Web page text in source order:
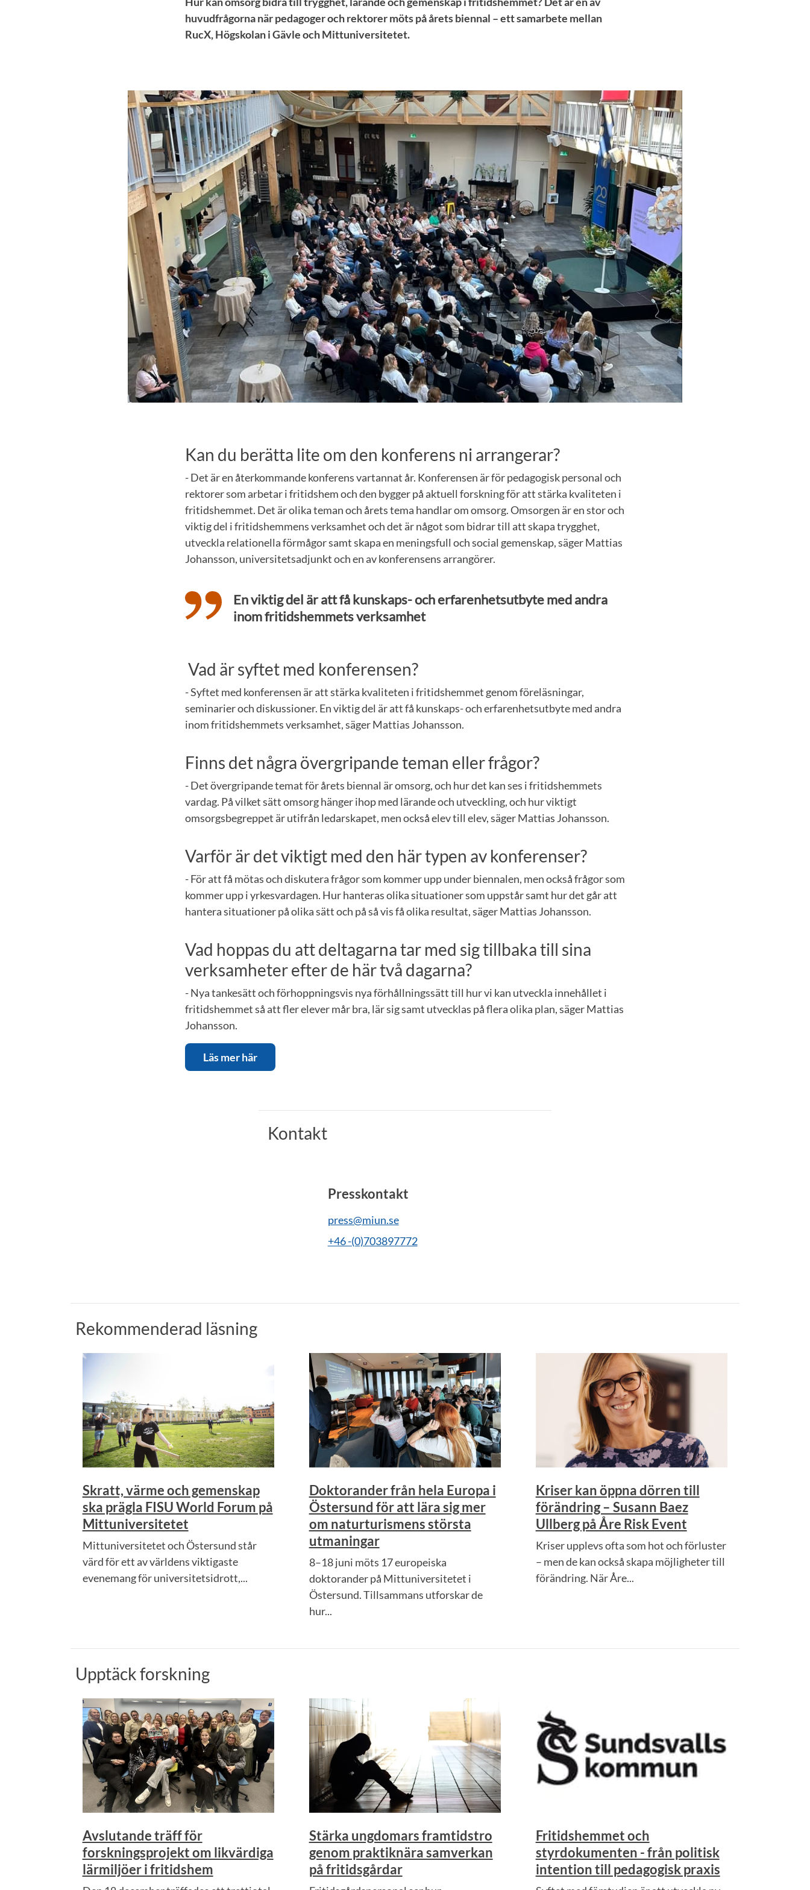
huvudfrågorna när pedagoger och rektorer möts på årets biennal – ett samarbete mellan
RucX, Högskolan i Gävle och Mittuniversitetet.
Kan du berätta lite om den konferens ni arrangerar?
- Det är en återkommande konferens vartannat år. Konferensen är för pedagogisk personal och
rektorer som arbetar i fritidshem och den bygger på aktuell forskning för att stärka kvaliteten i
fritidshemmet. Det är olika teman och årets tema handlar om omsorg. Omsorgen är en stor och
viktig del i fritidshemmens verksamhet och det är något som bidrar till att skapa trygghet,
utveckla relationella förmågor samt skapa en meningsfull och social gemenskap, säger Mattias
Johansson, universitetsadjunkt och en av konferensens arrangörer.
En viktig del är att få kunskaps- och erfarenhetsutbyte med andra
inom fritidshemmets verksamhet
Vad är syftet med konferensen?
- Syftet med konferensen är att stärka kvaliteten i fritidshemmet genom föreläsningar,
seminarier och diskussioner. En viktig del är att få kunskaps- och erfarenhetsutbyte med andra
inom fritidshemmets verksamhet, säger Mattias Johansson.
Finns det några övergripande teman eller frågor?
- Det övergripande temat för årets biennal är omsorg, och hur det kan ses i fritidshemmets
vardag. På vilket sätt omsorg hänger ihop med lärande och utveckling, och hur viktigt
omsorgsbegreppet är utifrån ledarskapet, men också elev till elev, säger Mattias Johansson.
Varför är det viktigt med den här typen av konferenser?
- För att få mötas och diskutera frågor som kommer upp under biennalen, men också frågor som
kommer upp i yrkesvardagen. Hur hanteras olika situationer som uppstår samt hur det går att
hantera situationer på olika sätt och på så vis få olika resultat, säger Mattias Johansson.
Vad hoppas du att deltagarna tar med sig tillbaka till sina
verksamheter efter de här två dagarna?
- Nya tankesätt och förhoppningsvis nya förhållningssätt till hur vi kan utveckla innehållet i
fritidshemmet så att fler elever mår bra, lär sig samt utvecklas på flera olika plan, säger Mattias
Johansson.
Läs mer här
Kontakt
Presskontakt
press@miun.se
+46 -(0)703897772
Rekommenderad läsning
Skratt, värme och gemenskap
ska prägla FISU World Forum på
Mittuniversitetet
Mittuniversitetet och Östersund står
värd för ett av världens viktigaste
evenemang för universitetsidrott,...
Doktorander från hela Europa i
Östersund för att lära sig mer
om naturturismens största
utmaningar
8–18 juni möts 17 europeiska
doktorander på Mittuniversitetet i
Östersund. Tillsammans utforskar de
hur...
Kriser kan öppna dörren till
förändring – Susann Baez
Ullberg på Åre Risk Event
Kriser upplevs ofta som hot och förluster
– men de kan också skapa möjligheter till
förändring. När Åre...
Upptäck forskning
Avslutande träff för
forskningsprojekt om likvärdiga
lärmiljöer i fritidshem
Stärka ungdomars framtidstro
genom praktiknära samverkan
på fritidsgårdar
Fritidshemmet och
styrdokumenten - från politisk
intention till pedagogisk praxis